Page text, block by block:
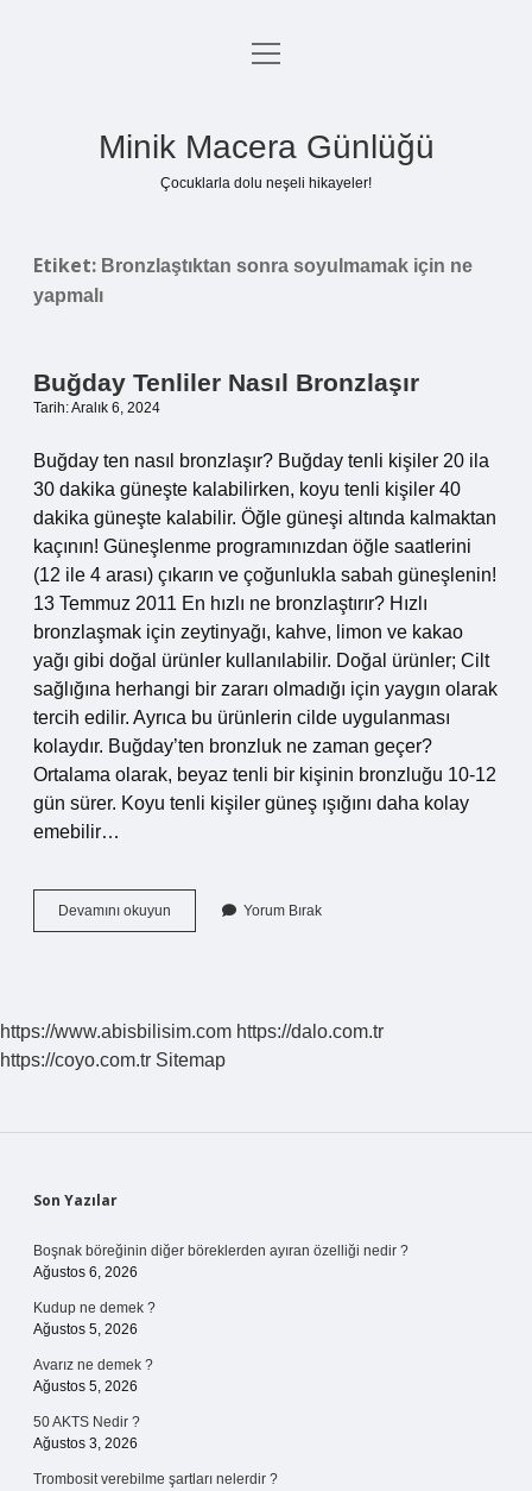
Anasayfa
menüyü
Minik Macera Günlüğü
Çocuklarla dolu neşeli hikayeler!
Etiket: Bronzlaştıktan sonra soyulmamak için ne
yapmalı
Buğday Tenliler Nasıl Bronzlaşır
Tarih: Aralık 6, 2024
Buğday ten nasıl bronzlaşır? Buğday tenli kişiler 20 ila
30 dakika güneşte kalabilirken, koyu tenli kişiler 40
dakika güneşte kalabilir. Öğle güneşi altında kalmaktan
kaçının! Güneşlenme programınızdan öğle saatlerini
(12 ile 4 arası) çıkarın ve çoğunlukla sabah güneşlenin!
13 Temmuz 2011 En hızlı ne bronzlaştırır? Hızlı
bronzlaşmak için zeytinyağı, kahve, limon ve kakao
yağı gibi doğal ürünler kullanılabilir. Doğal ürünler; Cilt
sağlığına herhangi bir zararı olmadığı için yaygın olarak
tercih edilir. Ayrıca bu ürünlerin cilde uygulanması
kolaydır. Buğday’ten bronzluk ne zaman geçer?
Ortalama olarak, beyaz tenli bir kişinin bronzluğu 10-12
gün sürer. Koyu tenli kişiler güneş ışığını daha kolay
emebilir…
Devamını okuyun
Tenliler
Yorum Bırak
https://www.abisbilisim.com https://dalo.com.tr
https://coyo.com.tr Sitemap
Sidebar
Son Yazılar
Boşnak böreğinin diğer böreklerden ayıran özelliği nedir ?
Ağustos 6, 2026
Kudup ne demek ?
Ağustos 5, 2026
Avarız ne demek ?
Ağustos 5, 2026
50 AKTS Nedir ?
Ağustos 3, 2026
Trombosit verebilme şartları nelerdir ?